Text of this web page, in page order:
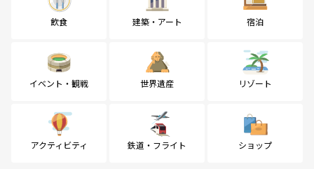
飲食 建築・アート 宿泊
イベント・観戦 世界遺産 リゾート
アクティビティ 鉄道・フライト ショップ